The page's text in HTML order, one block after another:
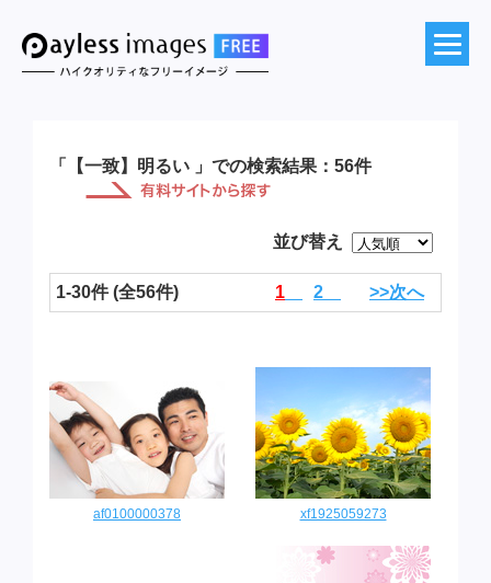
「【一致】明るい 」での検索結果：56件
並び替え
1-30件 (全56件) 1 2 >>次へ
af0100000378 xf1925059273